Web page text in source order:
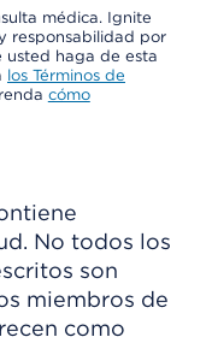
médica. Ignite
responsabilidad por
usted haga de esta
los Términos de
cómo
No todos los
son
miembros de
como